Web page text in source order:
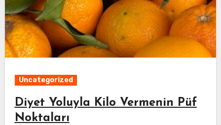
Uncategorized
Diyet Yoluyla Kilo Vermenin Püf
Noktaları